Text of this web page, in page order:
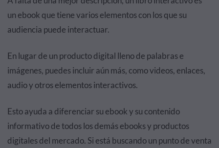
un ebook que tiene varios elementos con los que su
audiencia puede interactuar.
En lugar de un producto digital lleno de palabras e
imágenes, puedes incluir aún más, como videos, enlaces,
audio y otros elementos interactivos.
Esto ayuda a diferenciar su ebook y su contenido
informativo de todos los demás ebooks y productos
digitales del mercado. Si está buscando un punto de venta